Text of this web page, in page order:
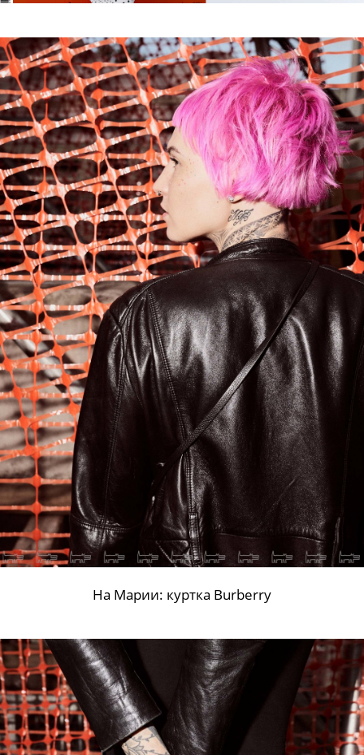
На Марии: куртка Burberry